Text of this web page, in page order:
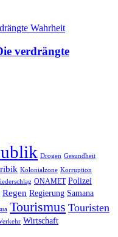
verdrängte
Drogen Gesundheit
Kolonialzone Korruption
ONAMET Polizei
Regen Regierung Samana
Tourismus Touristen
Wirtschaft